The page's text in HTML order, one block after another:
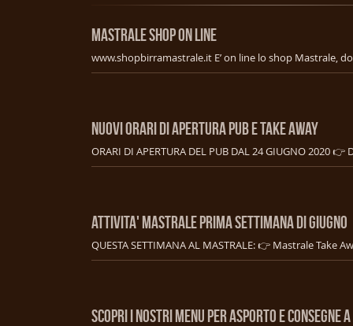
MASTRALE SHOP ON LINE
NUOVI ORARI DI APERTURA PUB E TAKE AWAY
ATTIVITA' MASTRALE PRIMA SETTIMANA DI GIUGNO
SCOPRI I NOSTRI MENU PER ASPORTO E CONSEGNE